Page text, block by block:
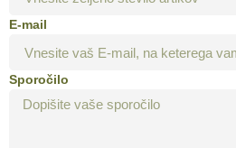
E-mail
Sporočilo